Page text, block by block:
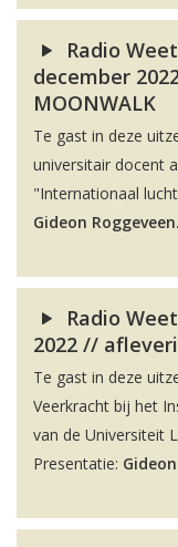
Radio
december
MOONWALK
Te gast in deze
universitair docent
"Internationaal
Gideon Roggeveen.
Radio
2022 //
Te gast in deze
Veerkracht bij het
van de Universiteit
Presentatie: